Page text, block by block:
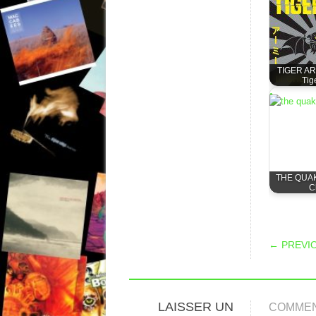
TIGER
THE
←
LAISSER UN